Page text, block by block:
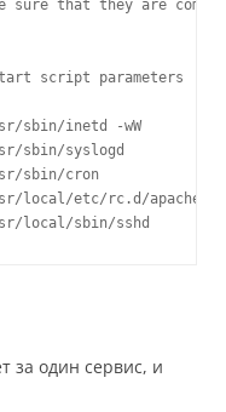
that they are comma-
script parameters
sbin/inetd -wW
sbin/syslogd
sbin/cron
etc/rc.d/apache.sh
local/sbin/sshd
за один сервис, и